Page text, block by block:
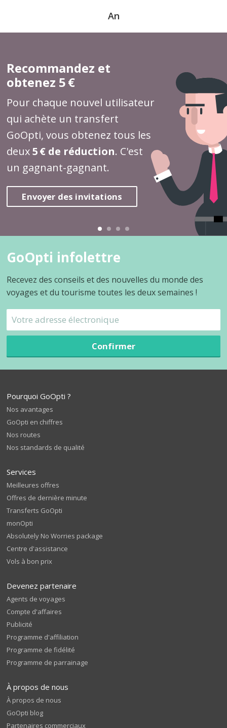
An
Recommandez et
obtenez 5 €
Pour chaque nouvel utilisateur
qui achète un transfert
GoOpti, vous obtenez tous les
deux5 € de réduction. C'est
un gagnant-gagnant.
Envoyer des invitations
GoOpti infolettre
Recevez des conseils et des nouvelles du monde des
voyages et du tourisme toutes les deux semaines !
Confirmer
Pourquoi GoOpti ?
Nos avantages
GoOpti en chiffres
Nos routes
Nos standards de qualité
Services
Meilleures offres
Offres de dernière minute
Transferts GoOpti
monOpti
Absolutely No Worries package
Centre d'assistance
Vols à bon prix
Devenez partenaire
Agents de voyages
Compte d'affaires
Publicité
Programme d'affiliation
Programme de fidélité
Programme de parrainage
À propos de nous
À propos de nous
GoOpti blog
Partenaires commerciaux